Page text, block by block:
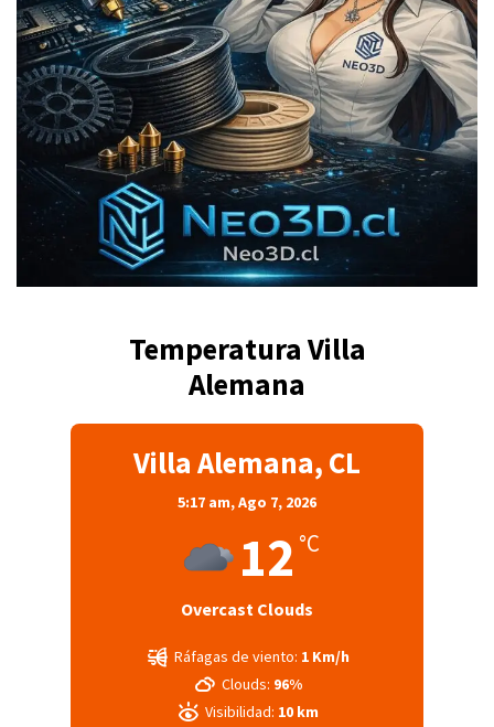
Temperatura Villa
Alemana
Villa Alemana, CL
5:17 am,Ago 7, 2026
12 °C
Overcast Clouds
Ráfagas de viento: 1 Km/h
Clouds: 96%
Visibilidad: 10 km